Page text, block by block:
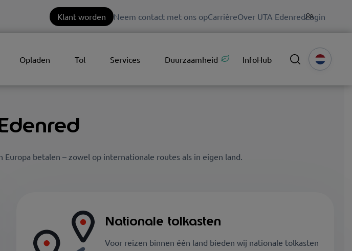
Klant worden Neem contact met ons opCarrièreOver UTA EdenredLogin
Opladen Tol Services Duurzaamheid InfoHub
betalen – zowel op internationale routes als in eigen land.
Nationale tolkasten
Voor reizen binnen één land bieden wij nationale tolkasten